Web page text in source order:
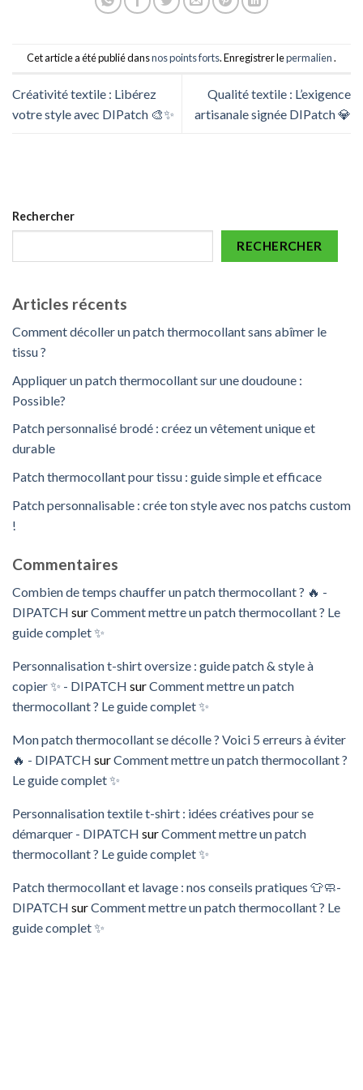
Cet article a été publié dansnos points forts. Enregistrer lepermalien.
Créativité textile : Libérez
votre style avec DIPatch 🎨✨
Qualité textile : L’exigence
artisanale signée DIPatch 💎
Rechercher
RECHERCHER
Articles récents
Comment décoller un patch thermocollant sans abîmer le
tissu ?
Appliquer un patch thermocollant sur une doudoune :
Possible?
Patch personnalisé brodé : créez un vêtement unique et
durable
Patch thermocollant pour tissu : guide simple et efficace
Patch personnalisable : crée ton style avec nos patchs custom
!
Commentaires
Combien de temps chauffer un patch thermocollant ? 🔥 -
DIPATCH surComment mettre un patch thermocollant ? Le
guide complet ✨
Personnalisation t-shirt oversize : guide patch & style à
copier ✨ - DIPATCH surComment mettre un patch
thermocollant ? Le guide complet ✨
Mon patch thermocollant se décolle ? Voici 5 erreurs à éviter
🔥 - DIPATCH surComment mettre un patch thermocollant ?
Le guide complet ✨
Personnalisation textile t-shirt : idées créatives pour se
démarquer - DIPATCH surComment mettre un patch
thermocollant ? Le guide complet ✨
Patch thermocollant et lavage : nos conseils pratiques 👕🧼-
DIPATCH surComment mettre un patch thermocollant ? Le
guide complet ✨